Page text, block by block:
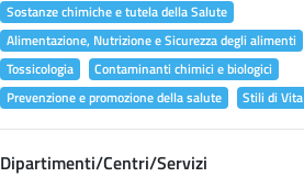
Sostanze chimiche e tutela della Salute
Alimentazione, Nutrizione e Sicurezza degli alimenti
Tossicologia
Contaminanti chimici e biologici
Prevenzione e promozione della salute
Stili di Vita
Dipartimenti/Centri/Servizi